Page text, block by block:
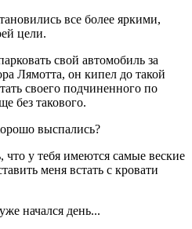
все более яркими,
цели.
свой автомобиль за
Лямотта, он кипел до такой
своего подчиненного по
без такового.
выспались?
у тебя имеются самые веские
меня встать с кровати
начался день...